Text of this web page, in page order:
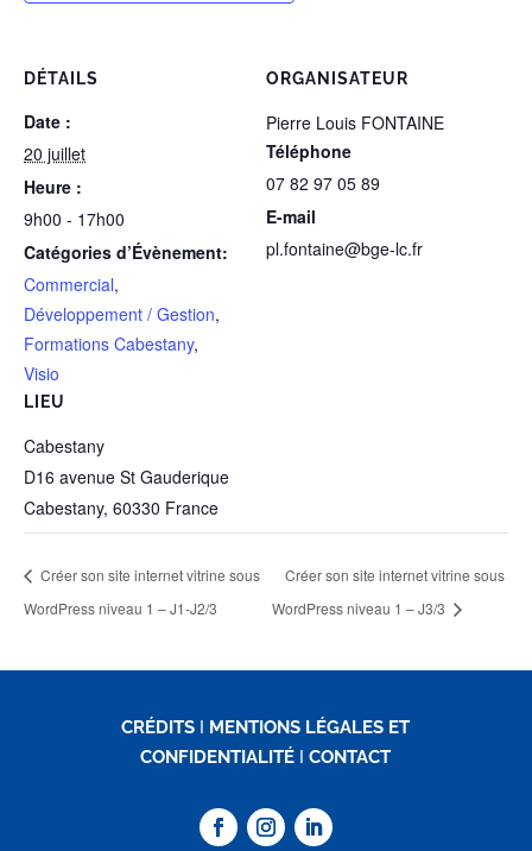
DÉTAILS
Date :
20 juillet
Heure :
9h00 - 17h00
Catégories d’Évènement:
Commercial,
Développement / Gestion,
Formations Cabestany,
Visio
LIEU
Cabestany
D16 avenue St Gauderique
Cabestany, 60330 France
ORGANISATEUR
Pierre Louis FONTAINE
Téléphone
07 82 97 05 89
E-mail
pl.fontaine@bge-lc.fr
Créer son site internet vitrine sous
WordPress niveau 1 – J1-J2/3
Créer son site internet vitrine sous
WordPress niveau 1 – J3/3
CRÉDITS I MENTIONS LÉGALES ET
CONFIDENTIALITÉ ICONTACT